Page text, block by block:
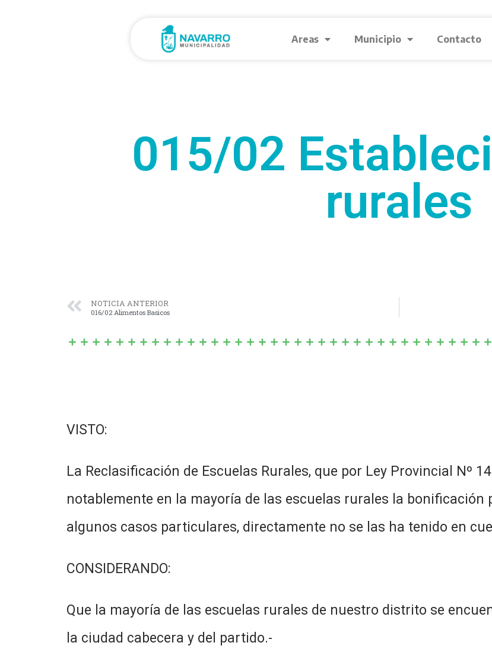
Areas Municipio Contacto
015/02
rurales
NOTICIA ANTERIOR
016/02 Alimentos Basicos
VISTO:
La Reclasificación de Escuelas Rurales, que por Ley Provincial Nº
notablemente en la mayoría de las escuelas rurales la
algunos casos particulares, directamente no se las ha tenido en
CONSIDERANDO:
Que la mayoría de las escuelas rurales de nuestro distrito se
la ciudad cabecera y del partido.-